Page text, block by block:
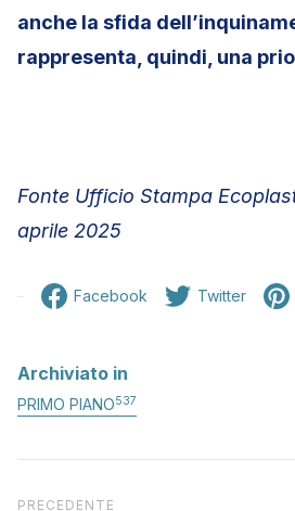
anche la sfida
rappresenta, quindi, una
Fonte Ufficio Stampa
aprile 2025
Facebook Twitter
Archiviato in
PRIMO PIANO537
Articolo precedente
PRECEDENTE